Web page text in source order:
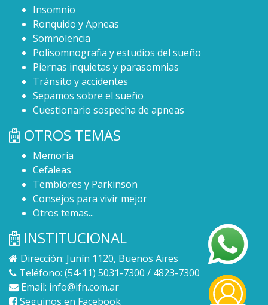
Insomnio
Ronquido y Apneas
Somnolencia
Polisomnografia y estudios del sueño
Piernas inquietas y parasomnias
Tránsito y accidentes
Sepamos sobre el sueño
Cuestionario sospecha de apneas
OTROS TEMAS
Memoria
Cefaleas
Temblores y Parkinson
Consejos para vivir mejor
Otros temas...
INSTITUCIONAL
Dirección: Junín 1120, Buenos Aires
Teléfono: (54-11) 5031-7300 / 4823-7300
Email: info@ifn.com.ar
Seguinos en Facebook